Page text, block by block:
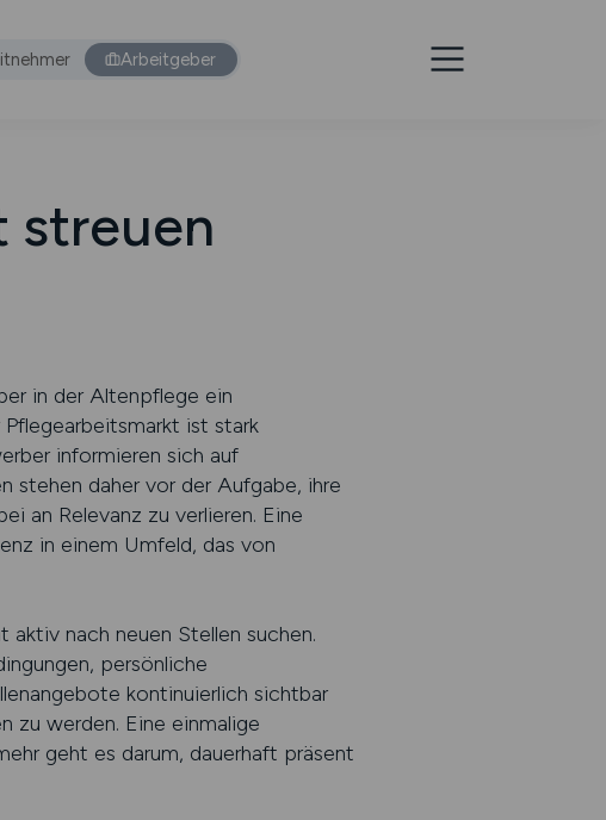
Arbeitgeber
streuen
in der Altenpflege ein
ist stark
informieren sich auf
stehen daher vor der Aufgabe, ihre
an Relevanz zu verlieren. Eine
in einem Umfeld, das von
nach neuen Stellen suchen.
persönliche
kontinuierlich sichtbar
zu werden. Eine einmalige
geht es darum, dauerhaft präsent